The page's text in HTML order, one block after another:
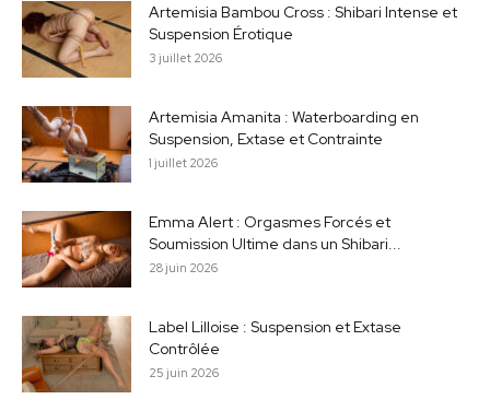
Artemisia Bambou Cross : Shibari Intense et
Suspension Érotique
3 juillet 2026
Artemisia Amanita : Waterboarding en
Suspension, Extase et Contrainte
1 juillet 2026
Emma Alert : Orgasmes Forcés et
Soumission Ultime dans un Shibari...
28 juin 2026
Label Lilloise : Suspension et Extase
Contrôlée
25 juin 2026